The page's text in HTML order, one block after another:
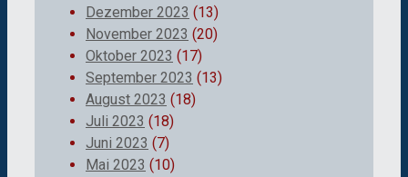
Dezember 2023 (13)
November 2023 (20)
Oktober 2023 (17)
September 2023 (13)
August 2023 (18)
Juli 2023 (18)
Juni 2023 (7)
Mai 2023 (10)